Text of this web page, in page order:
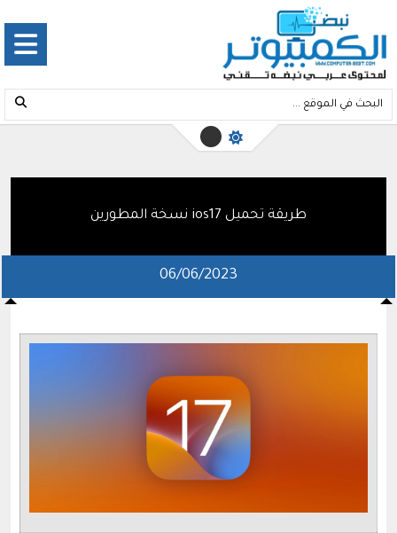
طريقة تحميل ios17 نسخة المطورين
06/06/2023